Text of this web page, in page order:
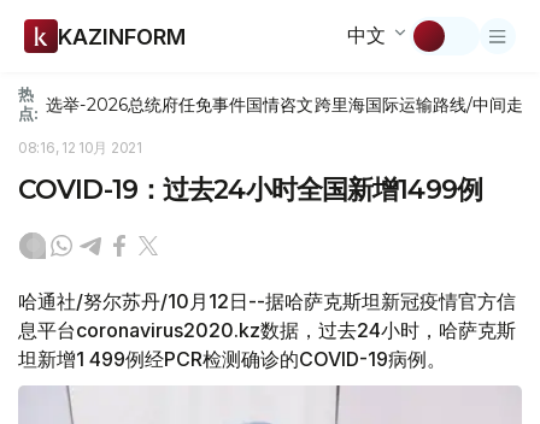
KAZINFORM 中文
热
点: 选举-2026总统府任免事件国情咨文跨里海国际运输路线/中间走廊
08:16, 12 10月 2021
COVID-19：过去24小时全国新增1499例
哈通社/努尔苏丹/10月12日--据哈萨克斯坦新冠疫情官方信
息平台coronavirus2020.kz数据，过去24小时，哈萨克斯
坦新增1 499例经PCR检测确诊的COVID-19病例。